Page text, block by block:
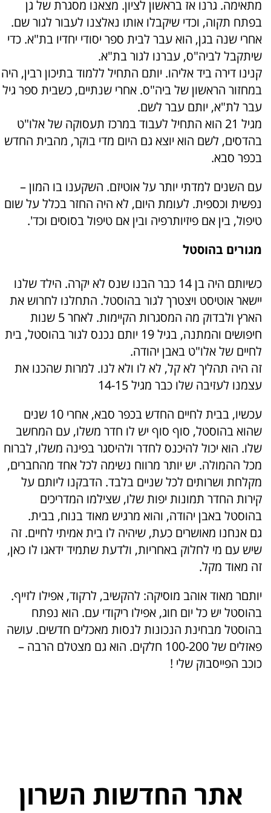
מתאימה. גרנו אז בראשון לציון. מצאנו מסגרת של גן
בפתח תקוה, וכדי שיקבלו אותו נאלצנו לעבור לגור שם.
אחרי שנה בגן, הוא עבר לבית ספר יסודי יחדיו בת"א. כדי
שיתקבל לביה"ס, עברנו לגור בת"א.
קנינו דירה ביד אליהו. יותם התחיל ללמוד בתיכון רבין, היה
במחזור הראשון של ביה"ס. אחרי שנתיים, כשבית ספר גיל
עבר לת"א, יותם עבר לשם.
מגיל 21 הוא התחיל לעבוד במרכז תעסוקה של אלו"ט
בהדסים, לשם הוא יוצא גם היום מדי בוקר, מהבית החדש
בכפר סבא.
עם השנים למדתי יותר על אוטיזם. השקענו בו המון –
נפשית וכספית. לעומת היום, לא היה החזר בכלל על שום
טיפול, בין אם פיזיותרפיה ובין אם טיפול בסוסים וכד'.
מגורים בהוסטל
כשיותם היה בן 14 כבר הבנו שנס לא יקרה. הילד שלנו
יישאר אוטיסט ויצטרך לגור בהוסטל. התחלנו לחרוש את
הארץ ולבדוק מה המסגרות הקיימות. לאחר 5 שנות
חיפושים והמתנה, בגיל 19 יותם נכנס לגור בהוסטל, בית
לחיים של אלו"ט באבן יהודה.
זה היה תהליך לא קל, לא לו ולא לנו. למרות שהכנו את
עצמנו לעזיבה שלו כבר מגיל 14-15
עכשיו, בבית לחיים החדש בכפר סבא, אחרי 10 שנים
שהוא בהוסטל, סוף סוף יש לו חדר משלו, עם המחשב
שלו. הוא יכול להיכנס לחדר ולהיסגר בפינה משלו, לברוח
מכל ההמולה. יש יותר מרווח נשימה לכל אחד מהחברים,
מקלחת ושרותים לכל שניים בלבד. הדבקנו ליותם על
קירות החדר תמונות יפות שלו, שצילמו המדריכים
בהוסטל באבן יהודה, והוא מרגיש מאוד בנוח, בבית.
גם אנחנו מאושרים כעת, שיהיה לו בית אמיתי לחיים. זה
שיש עם מי לחלוק באחריות, ולדעת שתמיד ידאגו לו כאן,
זה מאוד מקל.
יותםר מאוד אוהב מוסיקה: להקשיב, לרקוד, אפילו לזייף.
בהוסטל יש כל יום חוג, אפילו ריקודי עם. הוא נפתח
בהוסטל מבחינת הנכונות לנסות מאכלים חדשים. עושה
פאזלים של 100-200 חלקים. הוא גם מצטלם הרבה –
כוכב הפייסבוק שלי !
אתר החדשות השרון